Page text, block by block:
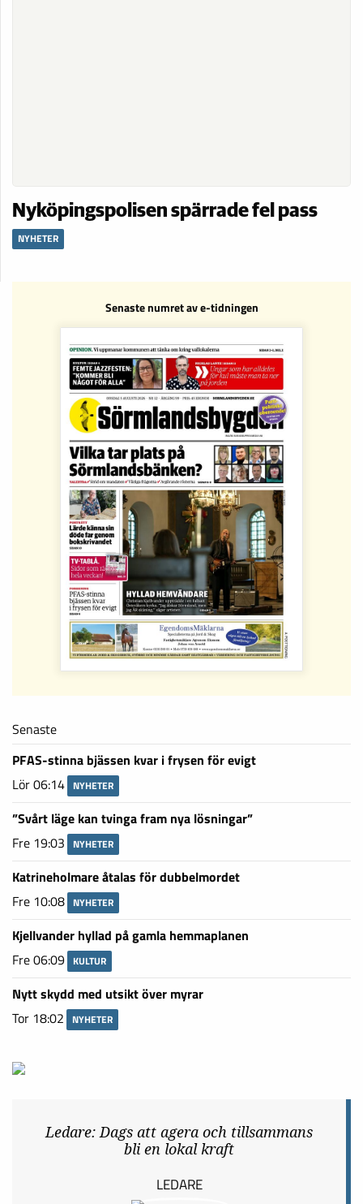
Nyköpingspolisen spärrade fel pass
NYHETER
Senaste numret av e-tidningen
Senaste
PFAS-stinna bjässen kvar i frysen för evigt
Lör 06:14 NYHETER
”Svårt läge kan tvinga fram nya lösningar”
Fre 19:03
NYHETER
Katrineholmare åtalas för dubbelmordet
Fre 10:08 NYHETER
Kjellvander hyllad på gamla hemmaplanen
Fre 06:09 KULTUR
Nytt skydd med utsikt över myrar
Tor 18:02
NYHETER
Ledare: Dags att agera och tillsammans
bli en lokal kraft
LEDARE